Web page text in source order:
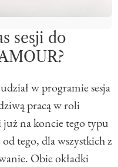
sesji do
w programie sesja
pracą w roli
na koncie tego typu
tego, dla wszystkich z
Obie okładki